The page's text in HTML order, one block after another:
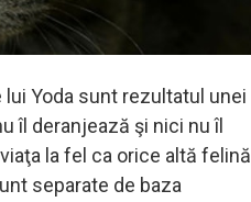
Yoda sunt rezultatul unei
îl deranjează şi nici nu îl
la fel ca orice altă felină
separate de baza